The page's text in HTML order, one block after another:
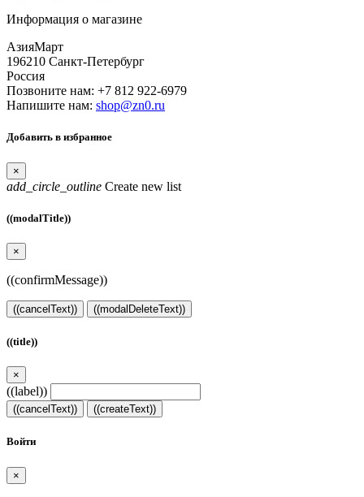
Информация о магазине
АзияМарт
196210 Санкт-Петербург
Россия
Позвоните нам: +7 812 922-6979
Напишите нам: shop@zn0.ru
Добавить в избранное
×
add_circle_outline Create new list
((modalTitle))
×
((confirmMessage))
((cancelText)) ((modalDeleteText))
((title))
×
((label))
((cancelText)) ((createText))
Войти
×